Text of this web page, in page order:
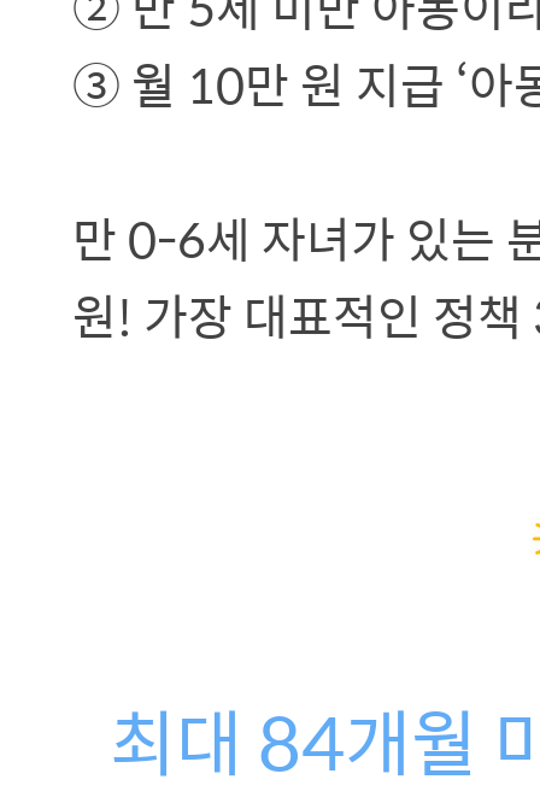
③ 월 10만 원 지급 ‘아
만 0-6세 자녀가 있는
원! 가장 대표적인 정
최대 84개월